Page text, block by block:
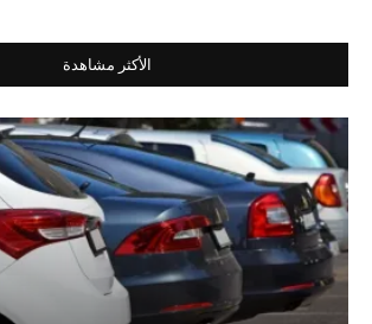
الأكثر مشاهدة